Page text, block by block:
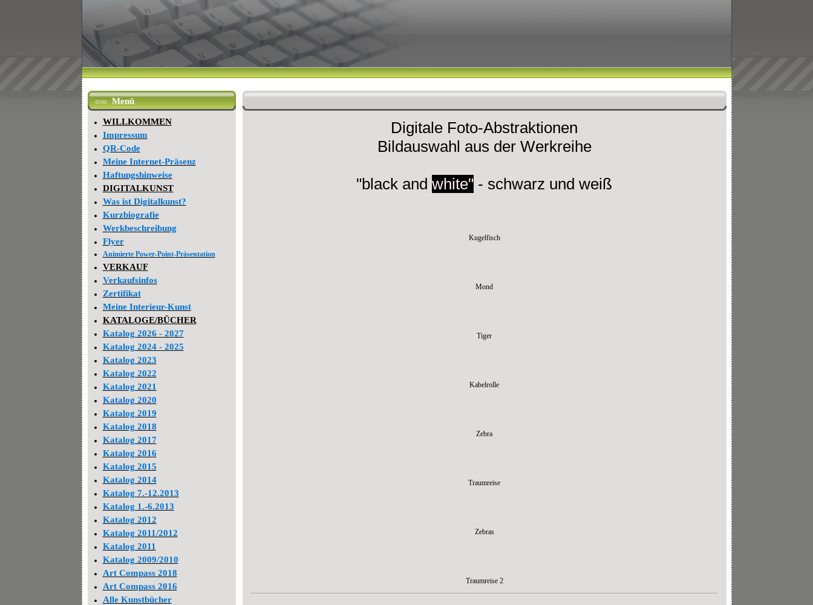
Menü
WILLKOMMEN
Impressum
QR-Code
Meine Internet-Präsenz
Haftungshinweise
DIGITALKUNST
Was ist Digitalkunst?
Kurzbiografie
Werkbeschreibung
Flyer
Animierte Power-Point-Präsentation
VERKAUF
Verkaufsinfos
Zertifikat
Meine Interieur-Kunst
KATALOGE/BÜCHER
Katalog 2026 - 2027
Katalog 2024 - 2025
Katalog 2023
Katalog 2022
Katalog 2021
Katalog 2020
Katalog 2019
Katalog 2018
Katalog 2017
Katalog 2016
Katalog 2015
Katalog 2014
Katalog 7.-12.2013
Katalog 1.-6.2013
Katalog 2012
Katalog 2011/2012
Katalog 2011
Katalog 2009/2010
Art Compass 2018
Art Compass 2016
Alle Kunstbücher
Digitale Foto-Abstraktionen
Bildauswahl aus der Werkreihe
"black and white" - schwarz und weiß
Kugelfisch
Mond
Tiger
Kabelrolle
Zebra
Traumreise
Zebras
Traumreise 2